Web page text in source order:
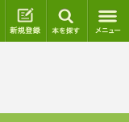
ログイン 新規登録